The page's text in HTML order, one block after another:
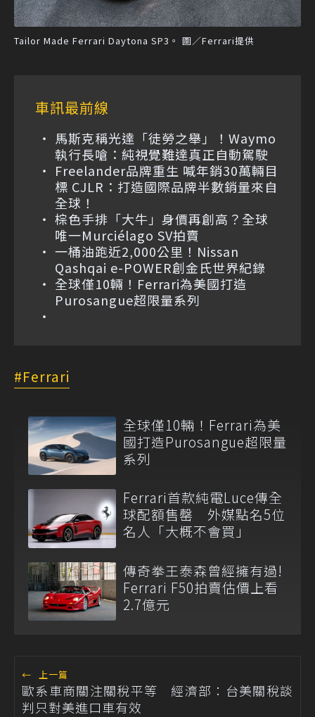
Tailor Made Ferrari Daytona SP3。 圖／Ferrari提供
車訊最前線
馬斯克稱光達「徒勞之舉」！Waymo
執行長嗆：純視覺難達真正自動駕駛
Freelander品牌重生 喊年銷30萬輛目
標 CJLR：打造國際品牌半數銷量來自
全球！
棕色手排「大牛」身價再創高？全球
唯一Murciélago SV拍賣
一桶油跑近2,000公里！Nissan
Qashqai e-POWER創金氏世界紀錄
全球僅10輛！Ferrari為美國打造
Purosangue超限量系列
Ferrari
全球僅10輛！Ferrari為美
國打造Purosangue超限量
系列
Ferrari首款純電Luce傳全
球配額售罄 外媒點名5位
名人「大概不會買」
傳奇拳王泰森曾經擁有過!
Ferrari F50拍賣估價上看
2.7億元
← 上一篇
歐系車商關注關稅平等 經濟部：台美關稅談
判只對美進口車有效